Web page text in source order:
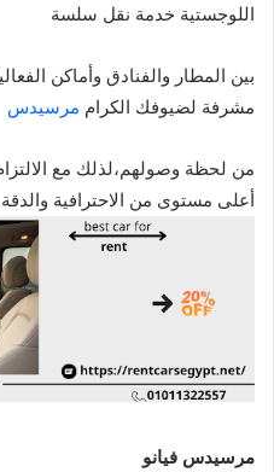
اللوجستية خدمة نقل سلسة
بين المطار والفنادق وأماكن
مشرفة لضيوفك الكرام مرسيدس
من لحظة وصولهم،لذلك مع
أعلى مستوى من الاحترافية
مرسيدس فيانو